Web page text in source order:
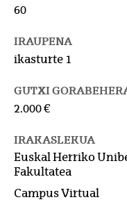
60
IRAUPENA
ikasturte 1
GUTXI
2.000 €
IRAKASLEKUA
Euskal Herriko
Fakultatea
Campus Virtual